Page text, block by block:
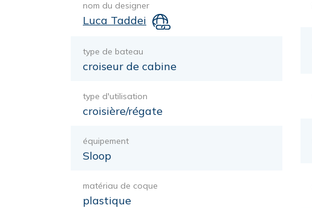
nom du designer
Luca Taddei
type de bateau
croiseur de cabine
type d'utilisation
croisière/régate
équipement
Sloop
matériau de coque
plastique